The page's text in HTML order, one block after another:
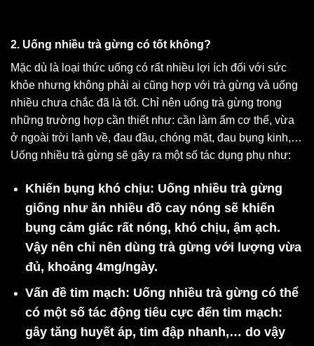
2. Uống nhiều trà gừng có tốt không?
Mặc dù là loại thức uống có rất nhiều lợi ích đối với sức
khỏe nhưng không phải ai cũng hợp với trà gừng và uống
nhiều chưa chắc đã là tốt. Chỉ nên uống trà gừng trong
những trường hợp cần thiết như: cần làm ấm cơ thể, vừa
ở ngoài trời lạnh về, đau đầu, chóng mặt, đau bụng kinh,…
Uống nhiều trà gừng sẽ gây ra một số tác dụng phụ như:
Khiến bụng khó chịu: Uống nhiều trà gừng
giống như ăn nhiều đồ cay nóng sẽ khiến
bụng cảm giác rất nóng, khó chịu, ậm ạch.
Vậy nên chỉ nên dùng trà gừng với lượng vừa
đủ, khoảng 4mg/ngày.
Vấn đề tim mạch: Uống nhiều trà gừng có thể
có một số tác động tiêu cực đến tim mạch:
gây tăng huyết áp, tim đập nhanh,… do vậy